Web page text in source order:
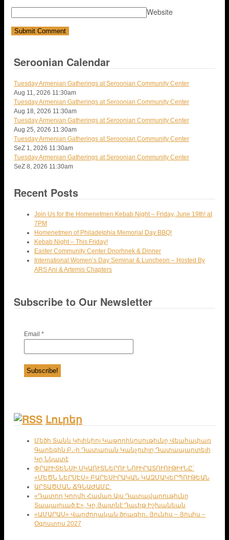
Website
Seroonian Calendar
Tuesday Armenian Gatherings at Seroonian Community Center
Aug 11, 2026 11:30am
Tuesday Armenian Gatherings at Seroonian Community Center
Aug 18, 2026 11:30am
Tuesday Armenian Gatherings at Seroonian Community Center
Aug 25, 2026 11:30am
Tuesday Armenian Gatherings at Seroonian Community Center
SeZ 1, 2026 11:30am
Tuesday Armenian Gatherings at Seroonian Community Center
SeZ 8, 2026 11:30am
Recent Posts
Join Us for the Homenetmen Kebab Night – Friday, June 19th! at
7PM
Homenetmen of Philadelphia Memorial Day BBQ!
Kebab Night – This Friday!
Easter Community Center Dnorhnek & Dinner
International Women’s Day Seminar & Luncheon – Hosted By
ARS Ani & Artemis Chapters
Subscribe to Our Newsletter
Email *
Լուրեր
Մեծի Տանն Կիլիկիոյ Կաթողիկոսութիւնը Վեահափառ
Գարեգին Բ․-ի Դատարան Կանչուիլը Դատապարտելի
Կը Նկատէ
ՓՐԱՒԻՏԵՆՍԻ ՍԿԱՈՒՏՆԵՐՈՒ ՆՈՒԻՐԱՏՈՒՈՒԹԻՒՆԸ՝
«ՄԵԾՆ ՆԵՐՍԷՍ» ԲԱՐԵՍԻՐԱԿԱՆ ԿԱԶՄԱԿԵՐՊՈՒԹԵԱՆ
ԱՐՏԱԾՄԱՆ ՃԳՆԱԺԱՄԸ
«Դատող Կողմի Համար Այս Դատավարութիւնը
Տապալուած Է», Կը Յայտնէ Դաւիթ Իշխանեան
«ԱՄԱՐԱՍ» Վարժողական ծրագիր․ Յունիս – Յուլիս –
Օգոստոս 2027